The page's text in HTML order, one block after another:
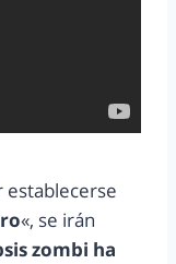
establecerse
«, se irán
zombi ha